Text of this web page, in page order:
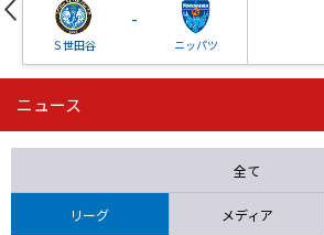
Ｓ世田谷
-
ニッパツ
第16節 09/05 (土) 15:00
ニッパツ
ニュース
全て
リーグ メディア